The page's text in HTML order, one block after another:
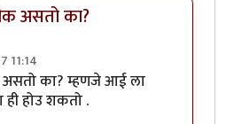
असतो का?
11:14
प्रश्नातच उत्तर आहे..byडॉ श्रीहास
असतो का? म्हणजे आई ला
होउ शकतो .